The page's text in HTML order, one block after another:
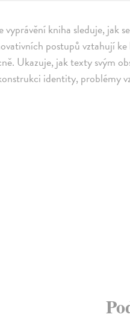
kniha sleduje, jak
postupů vztahují
Ukazuje, jak texty svým
identity, problémy